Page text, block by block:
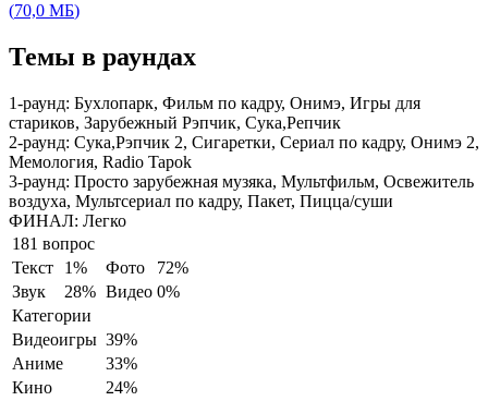
(70,0 МБ)
Темы в раундах
1-раунд: Бухлопарк, Фильм по кадру, Онимэ, Игры для
стариков, Зарубежный Рэпчик, Сука,Репчик
2-раунд: Сука,Рэпчик 2, Сигаретки, Сериал по кадру, Онимэ 2,
Мемология, Radio Tapok
3-раунд: Просто зарубежная музяка, Мультфильм, Освежитель
воздуха, Мультсериал по кадру, Пакет, Пицца/суши
ФИНАЛ: Легко
181 вопрос
Текст
1% Фото
72%
Звук
28% Видео 0%
Категории
Видеоигры 39%
Аниме
33%
Кино
24%